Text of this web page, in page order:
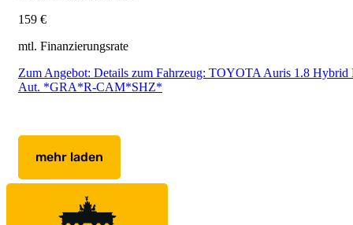
159 €
mtl. Finanzierungsrate
Zum Angebot: Details zum Fahrzeug: TOYOTA Auris 1.8 Hybrid
Aut. *GRA*R-CAM*SHZ*
mehr laden